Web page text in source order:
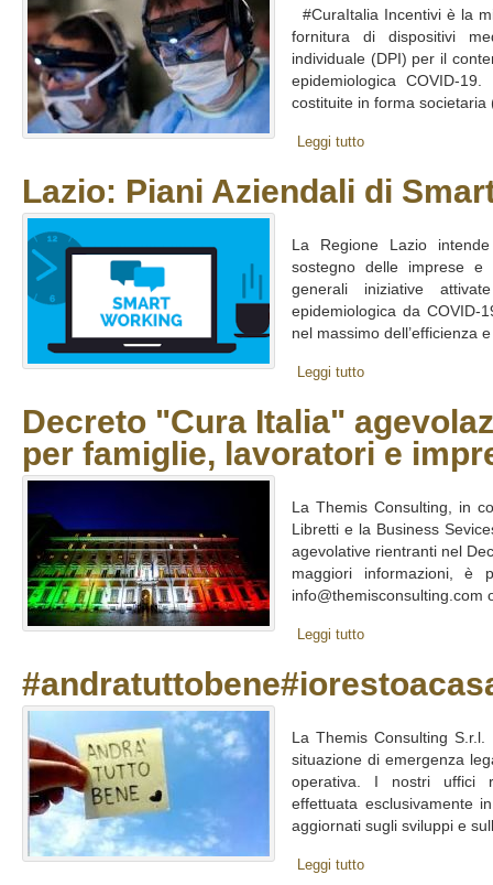
#CuraItalia Incentivi è la
fornitura di dispositivi
individuale (DPI) per il
epidemiologica COVID-
costituite in forma societaria
Leggi tutto
Lazio: Piani Aziendali di
La Regione Lazio
sostegno delle imprese
generali iniziative
epidemiologica da COVID-
nel massimo dell’efficienza
Leggi tutto
Decreto "Cura Italia"
per famiglie, lavoratori e
La Themis Consulting, in
Libretti e la Business
agevolative rientranti nel
maggiori informazioni, è
info@themisconsulting.com
Leggi tutto
La Themis Consulting
situazione di emergenza
operativa. I nostri uffici
effettuata esclusivamente
aggiornati sugli sviluppi e
Leggi tutto